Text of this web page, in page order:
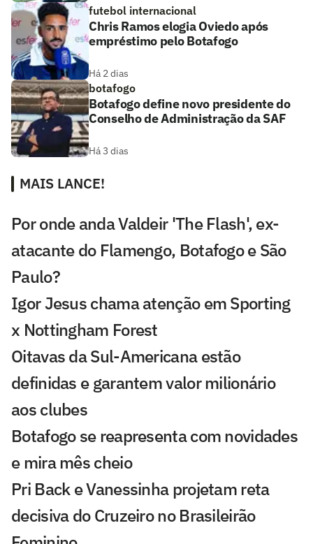
futebol internacional
Chris Ramos elogia Oviedo após
empréstimo pelo Botafogo
Há 2 dias
botafogo
Botafogo define novo presidente do
Conselho de Administração da SAF
Há 3 dias
MAIS LANCE!
Por onde anda Valdeir 'The Flash', ex-
atacante do Flamengo, Botafogo e São
Paulo?
Igor Jesus chama atenção em Sporting
x Nottingham Forest
Oitavas da Sul-Americana estão
definidas e garantem valor milionário
aos clubes
Botafogo se reapresenta com novidades
e mira mês cheio
Pri Back e Vanessinha projetam reta
decisiva do Cruzeiro no Brasileirão